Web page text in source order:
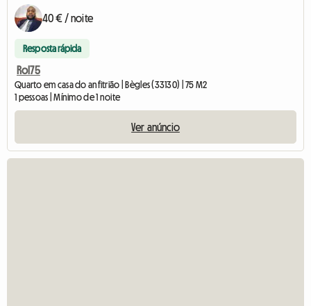
40 € / noite
Resposta rápida
Rol75
Quarto em casa do anfitrião | Bègles (33130) | 75 M2
1 pessoas | Mínimo de 1 noite
Ver anúncio